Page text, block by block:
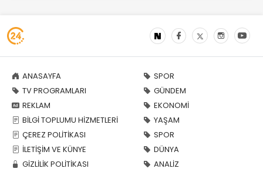
ANASAYFA
TV PROGRAMLARI
REKLAM
BİLGİ TOPLUMU HİZMETLERİ
ÇEREZ POLİTİKASI
İLETİŞİM VE KÜNYE
GİZLİLİK POLİTİKASI
SPOR
GÜNDEM
EKONOMİ
YAŞAM
SPOR
DÜNYA
ANALİZ